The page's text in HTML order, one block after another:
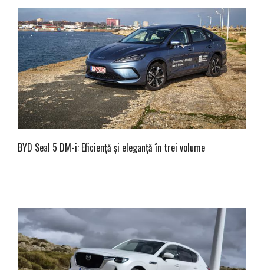
BYD Seal 5 DM-i: Eficiență și eleganță în trei volume